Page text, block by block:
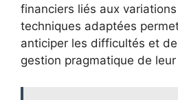
financiers liés aux variations
techniques adaptées
anticiper les difficultés et
gestion pragmatique de